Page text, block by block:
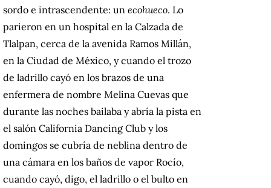
sordo e intrascendente: un ecohueco. Lo
parieron en un hospital en la Calzada de
Tlalpan, cerca de la avenida Ramos Millán,
en la Ciudad de México, y cuando el trozo
de ladrillo cayó en los brazos de una
enfermera de nombre Melina Cuevas que
durante las noches bailaba y abría la pista en
el salón California Dancing Club y los
domingos se cubría de neblina dentro de
una cámara en los baños de vapor Rocío,
cuando cayó, digo, el ladrillo o el bulto en